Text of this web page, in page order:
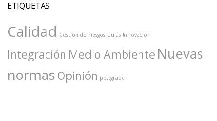
ETIQUETAS
Calidad Gestión de riesgos Guías Innovación
Integración Medio Ambiente Nuevas
normasOpinión postgrado